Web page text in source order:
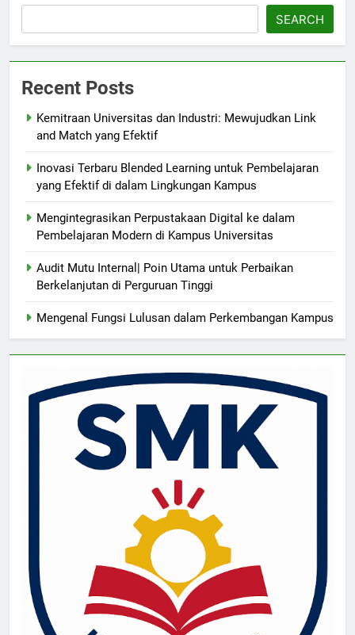
SEARCH
Recent Posts
Kemitraan Universitas dan Industri: Mewujudkan Link
and Match yang Efektif
Inovasi Terbaru Blended Learning untuk Pembelajaran
yang Efektif di dalam Lingkungan Kampus
Mengintegrasikan Perpustakaan Digital ke dalam
Pembelajaran Modern di Kampus Universitas
Audit Mutu Internal| Poin Utama untuk Perbaikan
Berkelanjutan di Perguruan Tinggi
Mengenal Fungsi Lulusan dalam Perkembangan Kampus